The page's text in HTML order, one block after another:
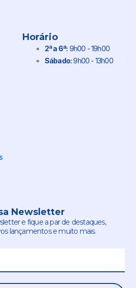
Horário
2ª a 6ª: 9h00 - 19h00
Sábado:9h00 - 13h00
Newsletter
e fique a par de destaques,
lançamentos e muito mais.